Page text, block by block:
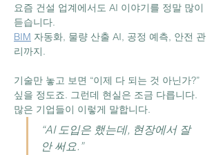
요즘 건설 업계에서도 AI 이야기를 정말 많이
듣습니다.
BIM 자동화, 물량 산출 AI, 공정 예측, 안전 관
리까지.
기술만 놓고 보면 “이제 다 되는 것 아닌가?”
싶을 정도죠. 그런데 현실은 조금 다릅니다.
많은 기업들이 이렇게 말합니다.
“AI 도입은 했는데, 현장에서 잘
안 써요.”